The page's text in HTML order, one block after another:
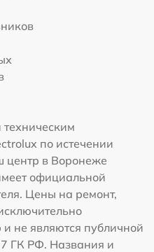
по истечении
центр в Воронеже
официальной
Цены на ремонт,
не являются публичной
ГК РФ. Названия и